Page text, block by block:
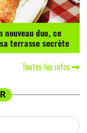
nouveau duo, ce
terrasse secrète
Toutes les infos